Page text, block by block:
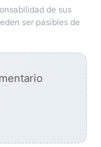
de sus
ser pasibles de